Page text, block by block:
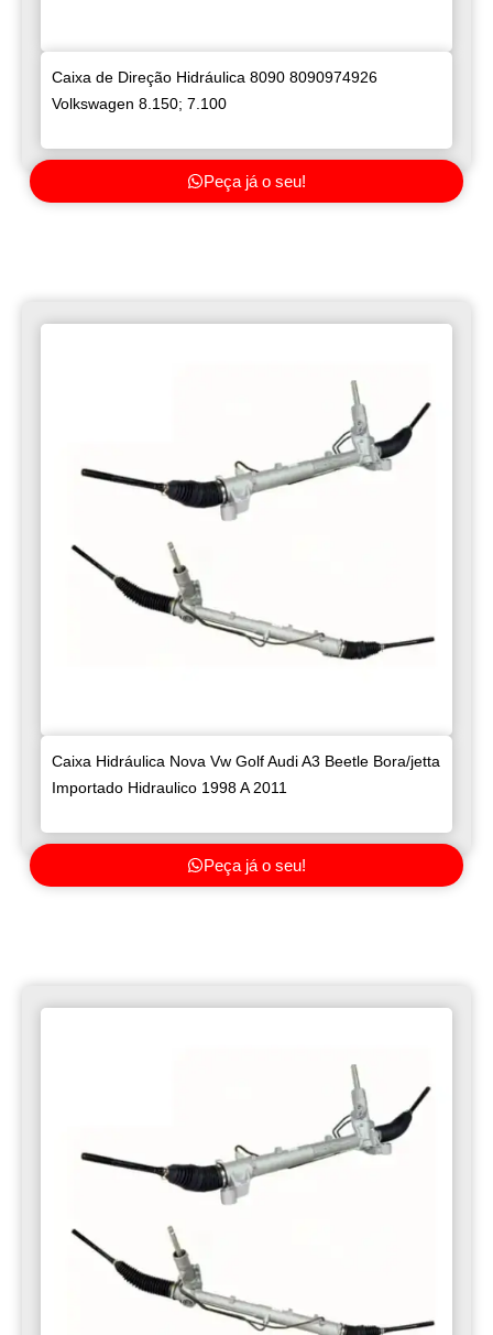
Caixa de Direção Hidráulica 8090 8090974926
Volkswagen 8.150; 7.100
Peça já o seu!
Caixa Hidráulica Nova Vw Golf Audi A3 Beetle Bora/jetta
Importado Hidraulico 1998 A 2011
Peça já o seu!